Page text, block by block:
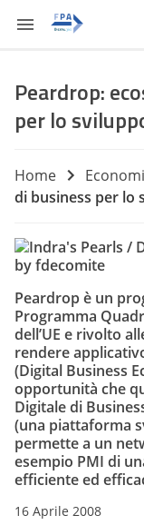
Peardrop:
per lo
Home
di business per lo
by fdecomite
Peardrop è un
Programma
dell’UE e rivolto
rendere
(Digital Business
opportunità che
Digitale di
(una piattaforma
permette a un
esempio PMI di
efficiente ed
16 Aprile 2008